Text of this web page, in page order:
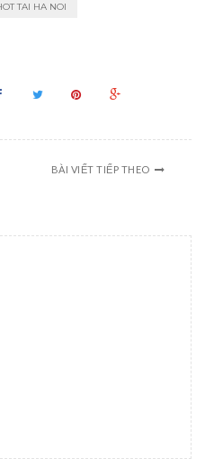
TAI HA NOI
BÀI VIẾT TIẾP THEO